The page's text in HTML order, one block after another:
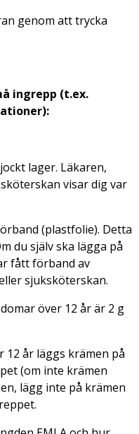
genom att trycka
ingrepp (t.ex.
lager. Läkaren,
visar dig var
(plastfolie). Detta
du själv ska lägga på
fått förband av
sjuksköterskan.
över 12 år är 2 g
12 år läggs krämen på
(om inte krämen
lägg inte på krämen